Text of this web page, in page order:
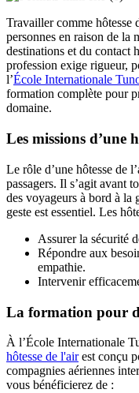
Travailler comme hôtesse
personnes en raison de la
destinations et du contact
profession exige rigueur,
l’École Internationale
formation complète pour
domaine.
Les missions d’une
Le rôle d’une hôtesse de
passagers. Il s’agit avant
des voyageurs à bord à la
geste est essentiel. Les
Assurer la sécurité
Répondre aux
empathie.
Intervenir
La formation pour
À l’École Internationale
hôtesse de l'airest conçu
compagnies aériennes
vous bénéficierez de :